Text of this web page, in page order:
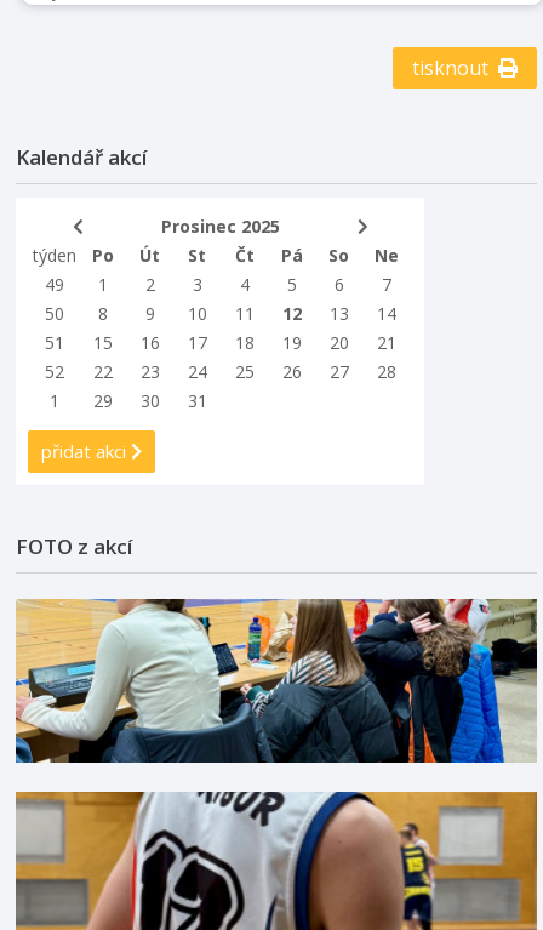
stromu, a pokračovat budou až do Silvestra.
tisknout
Kalendář akcí
Prosinec 2025
týden
Po Út St Čt Pá So
Ne
49
1 2 3 4 5 6
7
50
8 9 10 11 12 13
14
51
15 16 17 18 19 20
21
52
22 23 24 25 26 27
28
1
29 30 31
přidat akci
FOTO z akcí